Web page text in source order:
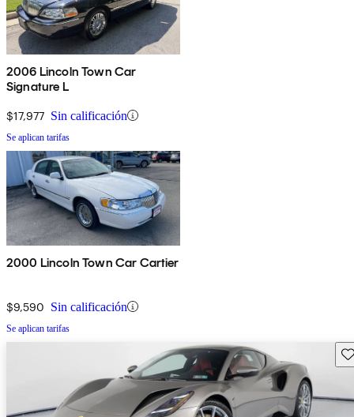
2006 Lincoln Town Car
Signature L
$17,977 Sin calificación
Se aplican tarifas
2000 Lincoln Town Car Cartier
$9,590 Sin calificación
Se aplican tarifas